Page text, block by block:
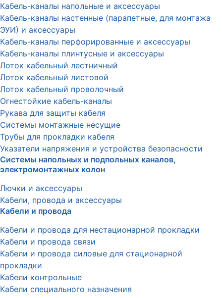
Кабель-каналы напольные и аксессуары
Кабель-каналы настенные (парапетные, для монтажа
ЭУИ) и аксессуары
Кабель-каналы перфорированные и аксессуары
Кабель-каналы плинтусные и аксессуары
Лоток кабельный лестничный
Лоток кабельный листовой
Лоток кабельный проволочный
Огнестойкие кабель-каналы
Рукава для защиты кабеля
Системы монтажные несущие
Трубы для прокладки кабеля
Указатели напряжения и устройства безопасности
Системы напольных и подпольных каналов,
электромонтажных колон
Лючки и аксессуары
Кабели, провода и аксессуары
Кабели и провода
Кабели и провода для нестационарной прокладки
Кабели и провода связи
Кабели и провода силовые для стационарной
прокладки
Кабели контрольные
Кабели специального назначения